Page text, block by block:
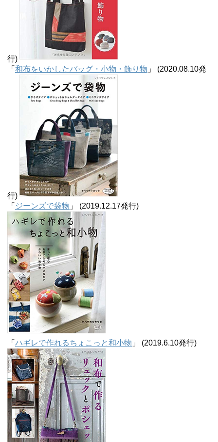
行)
「 和布をいかしたバッグ・小物・飾り物 」 (2020.08.10発
行)
「 ジーンズで袋物 」 (2019.12.17発行)
「 ハギレで作れるちょこっと和小物 」 (2019.6.10発行)